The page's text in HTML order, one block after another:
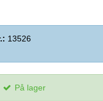
13526
På lager